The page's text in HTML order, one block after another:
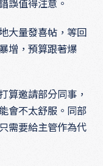
誤值得注意。
大量發喜帖，等回
增，預算跟著爆
算邀請部分同事，
會不太舒服。同部
需要給主管作為代